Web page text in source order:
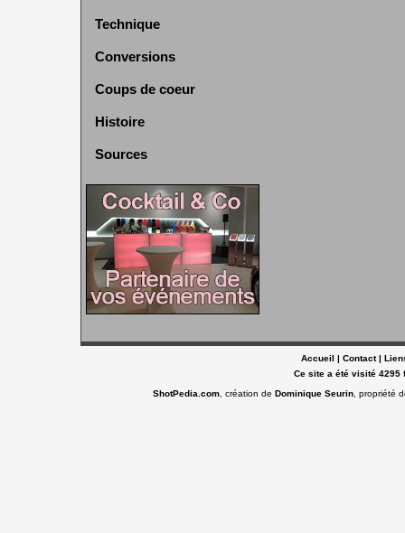
Technique
Conversions
Coups de coeur
Histoire
Sources
Accueil | Contact|
Ce site a été visité 4295
ShotPedia.com , création deDominique Seurin , propriété